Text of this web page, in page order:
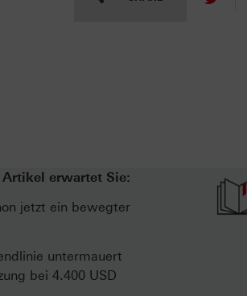
erwartet Sie:
jetzt ein bewegter
untermauert
bei 4.400 USD